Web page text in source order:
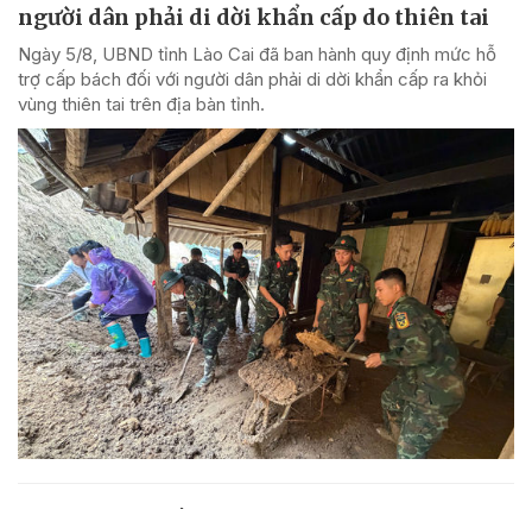
người dân phải di dời khẩn cấp do thiên tai
Ngày 5/8, UBND tỉnh Lào Cai đã ban hành quy định mức hỗ
trợ cấp bách đối với người dân phải di dời khẩn cấp ra khỏi
vùng thiên tai trên địa bàn tỉnh.